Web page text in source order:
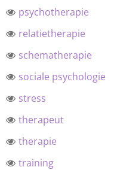
psychotherapie
relatietherapie
schematherapie
sociale psychologie
stress
therapeut
therapie
training